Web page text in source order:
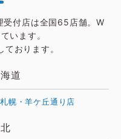
付店は全国65店舗。W
います。
おります。
道
札幌・羊ケ丘通り店